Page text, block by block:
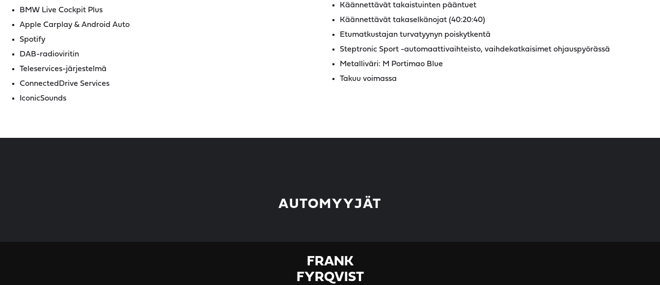
BMW Live Cockpit Plus
Apple Carplay & Android Auto
Spotify
DAB-radioviritin
Teleservices-järjestelmä
ConnectedDrive Services
IconicSounds
Käännettävät takaistuinten pääntuet
Käännettävät takaselkänojat (40:20:40)
Etumatkustajan turvatyynyn poiskytkentä
Steptronic Sport -automaattivaihteisto, vaihdekatkaisimet ohjauspyörässä
Metalliväri: M Portimao Blue
Takuu voimassa
AUTOMYYJÄT
FRANK
FYRQVIST